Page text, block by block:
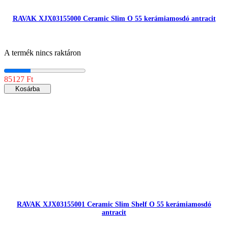
RAVAK XJX03155000 Ceramic Slim O 55 kerámiamosdó antracit
A termék nincs raktáron
85127 Ft
Kosárba
RAVAK XJX03155001 Ceramic Slim Shelf O 55 kerámiamosdó
antracit